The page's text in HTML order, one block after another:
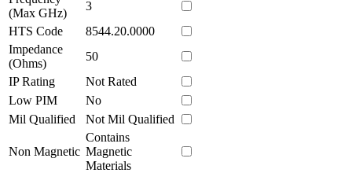
(Max GHz)
3
HTS Code
8544.20.0000
Impedance
(Ohms)
50
IP Rating
Not Rated
Low PIM
No
Mil Qualified
Not Mil Qualified
Non Magnetic
Contains
Magnetic
Materials